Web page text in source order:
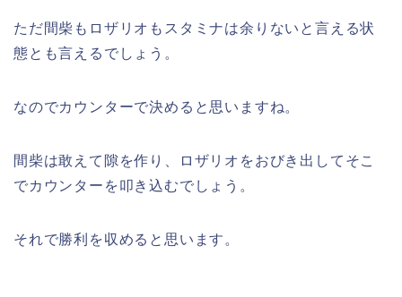
ただ間柴もロザリオもスタミナは余りないと言える状
態とも言えるでしょう。
なのでカウンターで決めると思いますね。
間柴は敢えて隙を作り、ロザリオをおびき出してそこ
でカウンターを叩き込むでしょう。
それで勝利を収めると思います。